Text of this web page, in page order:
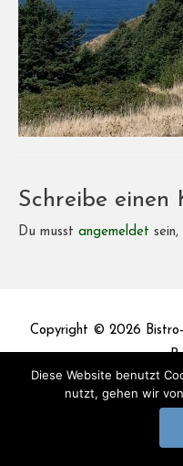
Schreibe einen
Du musst angemeldet
Copyright © 2026
Diese Website benutzt
nutzt, gehen wir